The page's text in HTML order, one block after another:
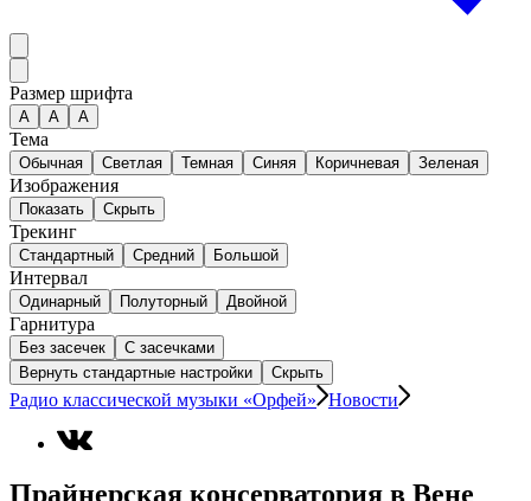
Размер шрифта
А A A
Тема
Обычная Светлая Темная Синяя Коричневая Зеленая
Изображения
Показать Скрыть
Трекинг
Стандартный Средний Большой
Интервал
Одинарный Полуторный Двойной
Гарнитура
Без засечек
С засечками
Вернуть стандартные настройки
Скрыть
Радио классической музыки «Орфей» Новости
Прайнерская консерватория в Вене